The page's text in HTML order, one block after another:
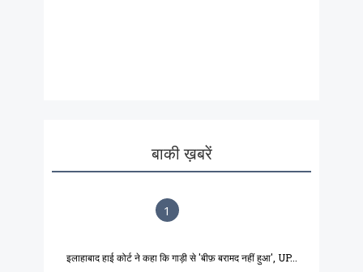
बाकी ख़बरें
1
इलाहाबाद हाई कोर्ट ने कहा कि गाड़ी से 'बीफ़ बरामद नहीं हुआ', UP...